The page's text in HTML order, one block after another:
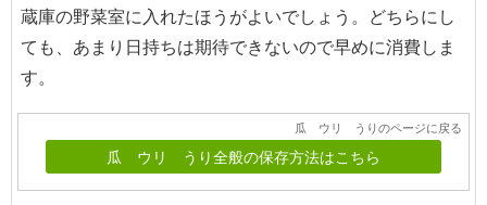
蔵庫の野菜室に入れたほうがよいでしょう。どちらにし
ても、あまり日持ちは期待できないので早めに消費しま
す。
瓜 ウリ うりのページに戻る
瓜 ウリ うり全般の保存方法はこちら